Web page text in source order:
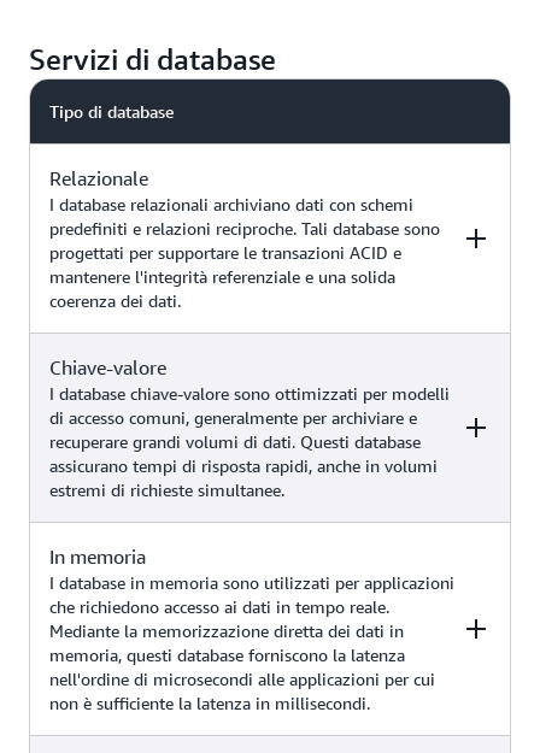
Servizi di database
Tipo di database
Relazionale
I database relazionali archiviano dati con schemi
predefiniti e relazioni reciproche. Tali database sono
progettati per supportare le transazioni ACID e
mantenere l'integrità referenziale e una solida
coerenza dei dati.
Esempi
Applicazioni tradizionali,
pianificazione delle risorse
d'impresa (ERP), gestione delle
relazioni con i clienti (CRM), e-
generativa (come chatbot con
generazione aumentata da
recupero RAG, ricerca per
similarità, sistemi di
raccomandazione e altro ancora).
Chiave-valore
I database chiave-valore sono ottimizzati per modelli
di accesso comuni, generalmente per archiviare e
recuperare grandi volumi di dati. Questi database
assicurano tempi di risposta rapidi, anche in volumi
estremi di richieste simultanee.
Esempi
Applicazioni web ad alto traffico,
sistemi di e-commerce,
applicazioni di gioco, casi d'uso
dell'IA generativa (come la ricerca
di similarità utilizzando
Amazon
DynamoDB
In memoria
I database in memoria sono utilizzati per applicazioni
che richiedono accesso ai dati in tempo reale.
Mediante la memorizzazione diretta dei dati in
memoria, questi database forniscono la latenza
nell'ordine di microsecondi alle applicazioni per cui
non è sufficiente la latenza in millisecondi.